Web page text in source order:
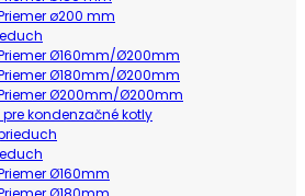
ø200 mm
Ø160mm/Ø200mm
Ø180mm/Ø200mm
Ø200mm/Ø200mm
pre kondenzačné kotly
Ø160mm